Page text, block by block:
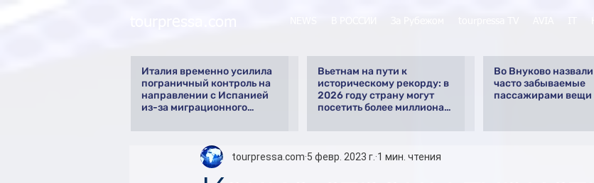
Италия временно усилила
пограничный контроль на
направлении с Испанией
из-за миграционного
Вьетнам на пути к
историческому рекорду: в
2026 году страну могут
посетить более миллиона
Во Внуково
часто забываемые
пассажирами вещи
tourpressa.com 5 февр. 2023 г. 1 мин. чтения